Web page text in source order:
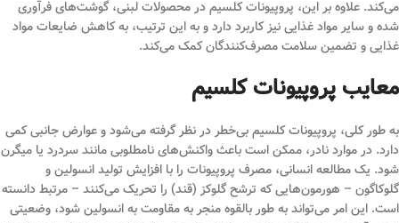
می‌کند. علاوه بر این، پروپیونات کلسیم در محصولات لبنی، گوشت‌های فرآوری
شده و سایر مواد غذایی نیز کاربرد دارد و به این ترتیب، به کاهش ضایعات مواد
غذایی و تضمین سلامت مصرف‌کنندگان کمک می‌کند.
معایب پروپیونات کلسیم
به طور کلی، پروپیونات کلسیم بی‌خطر در نظر گرفته می‌شود و عوارض جانبی کمی
دارد. در موارد نادر، ممکن است باعث واکنش‌های نامطلوبی مانند سردرد یا میگرن
شود. یک مطالعه انسانی، مصرف پروپیونات را با افزایش تولید انسولین و
گلوکاگون – هورمون‌هایی که ترشح گلوکز (قند) را تحریک می‌کنند – مرتبط دانسته
است. این امر می‌تواند به طور بالقوه منجر به مقاومت به انسولین شود، وضعیتی